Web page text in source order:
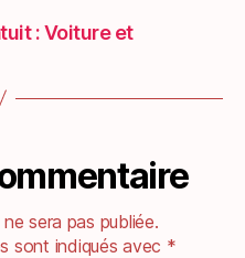
: Voiture et
sera pas publiée.
sont indiqués avec *